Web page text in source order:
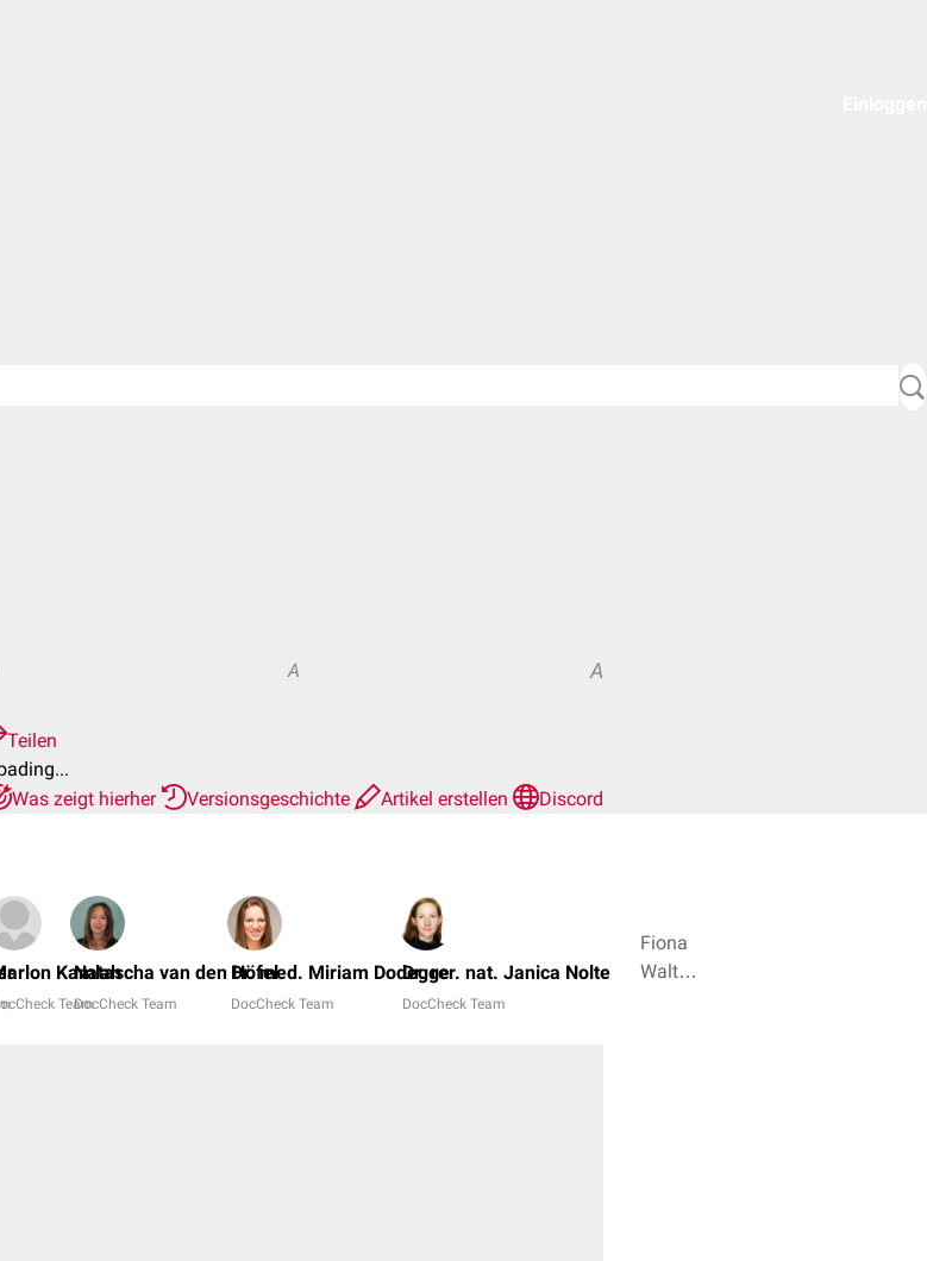
A A
Teilen
Was zeigt hierher
Versionsgeschichte Artikel erstellen Discord
Kamlah
Team
Natascha van den Höfel
DocCheck Team
Dr. med. Miriam Dodegge
DocCheck Team
Dr. rer. nat. Janica Nolte
DocCheck Team
Fiona
Walter,